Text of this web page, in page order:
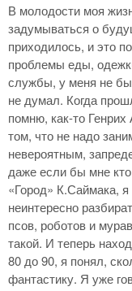
В молодости моя
задумываться о
приходилось, и это
проблемы еды,
службы, у меня не
не думал. Когда
помню, как-то
том, что не надо
невероятным,
даже если бы мне
«Город» К.Саймака,
неинтересно
псов, роботов и
такой. И теперь
80 до 90, я понял,
фантастику. Я уже